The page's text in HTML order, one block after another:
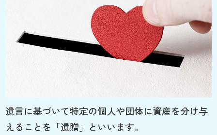
遺言に基づいて特定の個人や団体に資産を分け与
えることを「遺贈」といいます。